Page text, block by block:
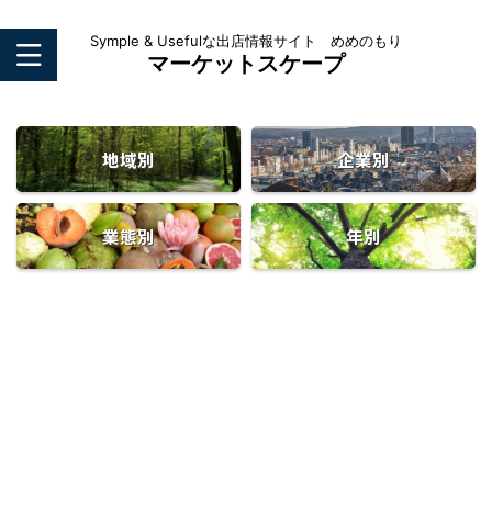
Symple & Usefulな出店情報サイト めめのもり
マーケットスケープ
地域別 企業別
業態別 年別